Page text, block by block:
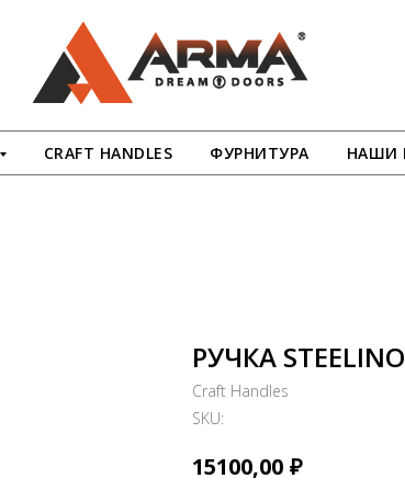
CRAFT HANDLES ФУРНИТУРА НАШИ
РУЧКА
Craft Handles
SKU:
15100,00 ₽